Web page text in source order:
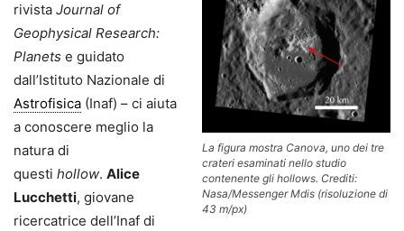
La figura mostra Canova, uno dei tre
crateri esaminati nello studio
contenente gli hollows. Crediti:
Nasa/Messenger Mdis (risoluzione di
43 m/px)
rivista Journal of
Geophysical Research:
Planets e guidato
dall’Istituto Nazionale di
Astrofisica (Inaf) – ci aiuta
a conoscere meglio la
natura di
questi hollow. Alice
Lucchetti, giovane
ricercatrice dell’Inaf di